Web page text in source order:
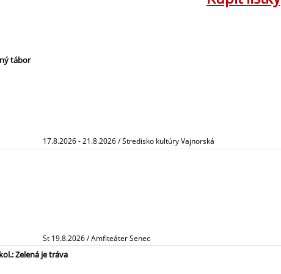
tábor
17.8.2026 - 21.8.2026 / Stredisko kultúry Vajnorská
St 19.8.2026 / Amfiteáter Senec
Zelená je tráva